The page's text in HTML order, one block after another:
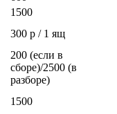
1500
300 р / 1 ящ
200 (если в
сборе)/2500 (в
разборе)
1500